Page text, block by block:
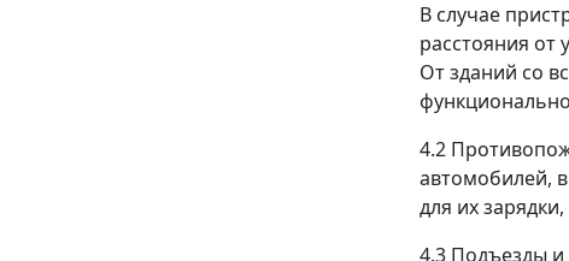
В случае
расстояния от
От зданий со
4.2
автомобилей,
для их
4.3 Подъезды